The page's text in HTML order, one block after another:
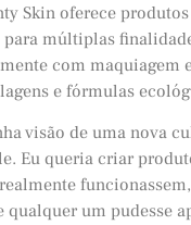
Skin oferece
múltiplas
com maquiagem
e fórmulas
visão de uma nova
Eu queria criar
qualquer um pudesse